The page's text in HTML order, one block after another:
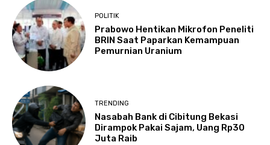
POLITIK
Prabowo Hentikan Mikrofon Peneliti
BRIN Saat Paparkan Kemampuan
Pemurnian Uranium
TRENDING
Nasabah Bank di Cibitung Bekasi
Dirampok Pakai Sajam, Uang Rp30
Juta Raib